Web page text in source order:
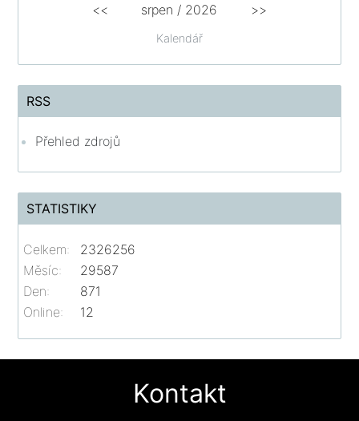
Kalendář
<< srpen / 2026 >>
RSS
Přehled zdrojů
STATISTIKY
Online: 12
Celkem:
2326256
Měsíc:
29587
Den:
871
Kontakt